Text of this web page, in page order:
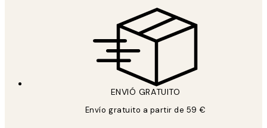
ENVIÓ GRATUITO
Envío gratuito a partir de 59 €